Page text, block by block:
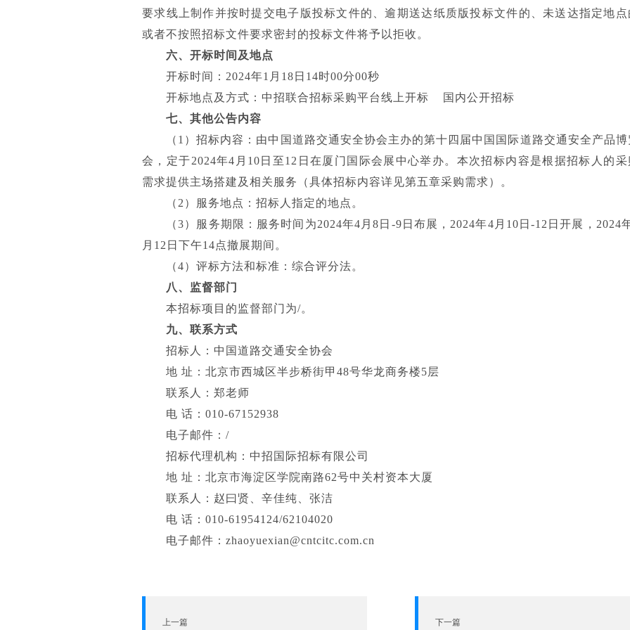
要求线上制作并按时提交电子版投标文件的、逾期送达纸质版投标文件的、未送达指定地点
或者不按照招标文件要求密封的投标文件将予以拒收。
六、开标时间及地点
开标时间：2024年1月18日14时00分00秒
开标地点及方式：中招联合招标采购平台线上开标 国内公开招标
七、其他公告内容
（1）招标内容： 由中国道路交通安全协会主办的第十四届中国国际道路交通安全产品博
会，定于2024年4月10日至12日在厦门国际会展中心举办。本次招标内容是根据招标人的采
需求提供主场搭建及相关服务（具体招标内容详见第五章采购需求）。
（2）服务地点：招标人指定的地点。
（3）服务期限：服务时间为2024年4月8日-9日布展，2024年4月10日-12日开展，2024
月12日下午14点撤展期间。
（4）评标方法和标准：综合评分法。
八、监督部门
本招标项目的监督部门为/。
九、联系方式
招标人：中国道路交通安全协会
地 址：北京市西城区半步桥街甲48号华龙商务楼5层
联系人：郑老师
电 话：010-67152938
电子邮件：/
招标代理机构：中招国际招标有限公司
地 址：北京市海淀区学院南路62号中关村资本大厦
联系人：赵曰贤、辛佳纯、张洁
电 话：010-61954124/62104020
电子邮件：zhaoyuexian@cntcitc.com.cn
上一篇 下一篇